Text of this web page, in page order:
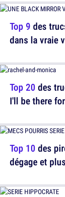
Top 20 des
I'll be there
Top 9 des
dans la vraie
Top 10 des
dégage et